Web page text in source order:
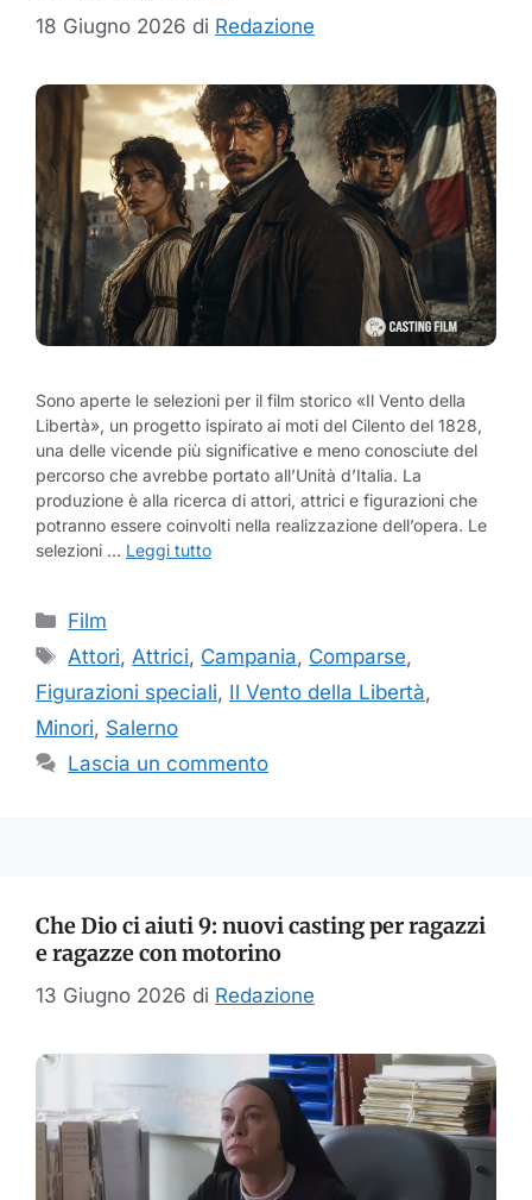
18 Giugno 2026 di Redazione
Sono aperte le selezioni per il film storico «Il Vento della
Libertà», un progetto ispirato ai moti del Cilento del 1828,
una delle vicende più significative e meno conosciute del
percorso che avrebbe portato all’Unità d’Italia. La
produzione è alla ricerca di attori, attrici e figurazioni che
potranno essere coinvolti nella realizzazione dell’opera. Le
selezioni … Leggi tutto
Categorie
Film
Tag
Attori,Attrici, Campania, Comparse,
Figurazioni speciali, Il Vento della Libertà,
Minori, Salerno
Lascia un commento
Che Dio ci aiuti 9: nuovi casting per ragazzi
e ragazze con motorino
13 Giugno 2026 di Redazione